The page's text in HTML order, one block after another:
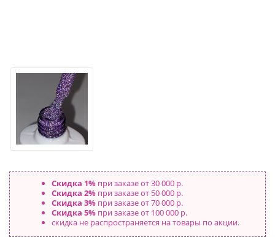
Скидка 1%при заказе от 30 000 р.
Скидка 2%при заказе от 50 000 р.
Скидка 3%при заказе от 70 000 р.
Скидка 5%при заказе от 100 000 р.
скидка не распространяется на товары по акции.